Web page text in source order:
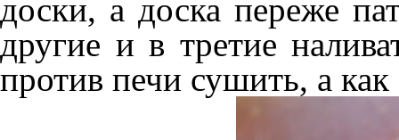
доски, а доска переже
другие и в третие
против печи сушить, а